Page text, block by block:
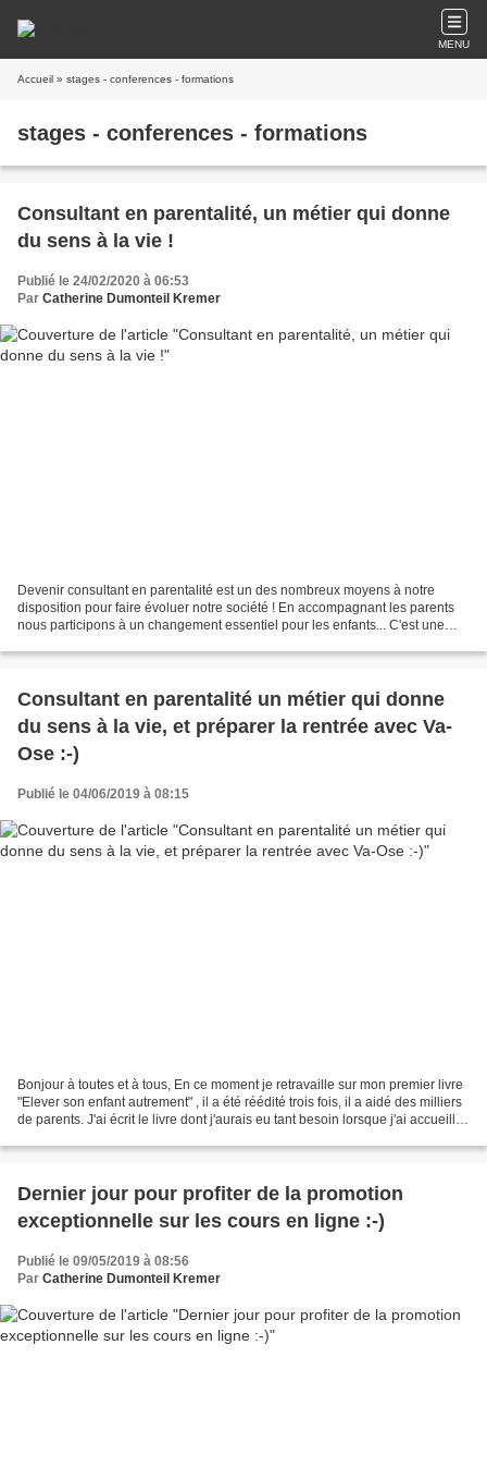
MENU
Accueil » stages - conferences - formations
stages - conferences - formations
Consultant en parentalité, un métier qui donne
du sens à la vie !
Publié le 24/02/2020 à 06:53
Par Catherine Dumonteil Kremer
Devenir consultant en parentalité est un des nombreux moyens à notre
disposition pour faire évoluer notre société ! En accompagnant les parents
nous participons à un changement essentiel pour les enfants... C'est une
Consultant en parentalité un métier qui donne
du sens à la vie, et préparer la rentrée avec Va-
Ose :-)
Publié le 04/06/2019 à 08:15
Bonjour à toutes et à tous, En ce moment je retravaille sur mon premier livre
"Elever son enfant autrement" , il a été réédité trois fois, il a aidé des milliers
de parents. J'ai écrit le livre dont j'aurais eu tant besoin lorsque j'ai accueilli
Dernier jour pour profiter de la promotion
exceptionnelle sur les cours en ligne :-)
Publié le 09/05/2019 à 08:56
Par Catherine Dumonteil Kremer